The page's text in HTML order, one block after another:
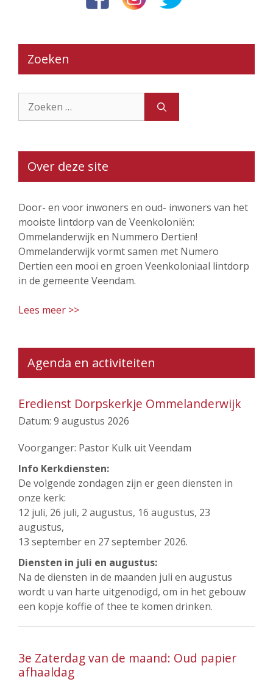
Zoeken
naar:
Over deze site
Door- en voor inwoners en oud- inwoners van het
mooiste lintdorp van de Veenkoloniën:
Ommelanderwijk en Nummero Dertien!
Ommelanderwijk vormt samen met Numero
Dertien een mooi en groen Veenkoloniaal lintdorp
in de gemeente Veendam.
Lees meer >>
Agenda en activiteiten
Eredienst Dorpskerkje Ommelanderwijk
Datum: 9 augustus 2026
Voorganger: Pastor Kulk uit Veendam
Info Kerkdiensten:
De volgende zondagen zijn er geen diensten in
onze kerk:
12 juli, 26 juli, 2 augustus, 16 augustus, 23
augustus,
13 september en 27 september 2026.
Diensten in juli en augustus:
Na de diensten in de maanden juli en augustus
wordt u van harte uitgenodigd, om in het gebouw
een kopje koffie of thee te komen drinken.
3e Zaterdag van de maand: Oud papier
afhaaldag